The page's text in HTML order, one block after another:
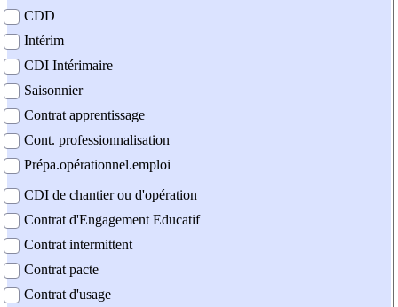
CDD
Intérim
CDI Intérimaire
Saisonnier
Contrat apprentissage
Cont. professionnalisation
Prépa.opérationnel.emploi
CDI de chantier ou d'opération
Contrat d'Engagement Educatif
Contrat intermittent
Contrat pacte
Contrat d'usage